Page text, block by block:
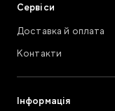
Сервіси
Доставка й оплата
Контакти
Інформація